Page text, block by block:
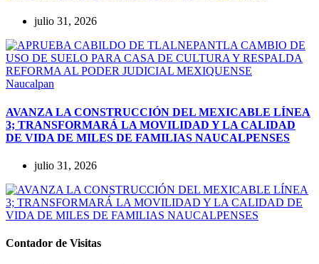
julio 31, 2026
Naucalpan
AVANZA LA CONSTRUCCIÓN DEL MEXICABLE LÍNEA
3; TRANSFORMARÁ LA MOVILIDAD Y LA CALIDAD
DE VIDA DE MILES DE FAMILIAS NAUCALPENSES
julio 31, 2026
Contador de Visitas